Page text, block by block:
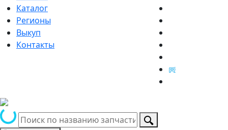
Каталог
Регионы
Выкуп
Контакты